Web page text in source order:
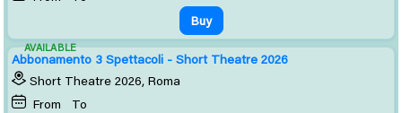
Buy
Abbonamento 3 Spettacoli - Short Theatre 2026
Short Theatre 2026, Roma
From
To
AVAILABLE